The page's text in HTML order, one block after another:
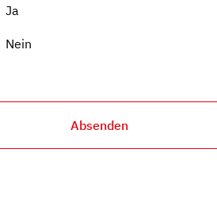
Ja
Nein
Absenden